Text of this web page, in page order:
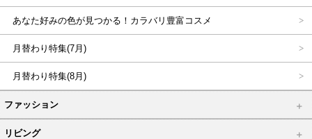
あなた好みの色が見つかる！カラバリ豊富コスメ
月替わり特集(7月)
月替わり特集(8月)
ファッション
リビング